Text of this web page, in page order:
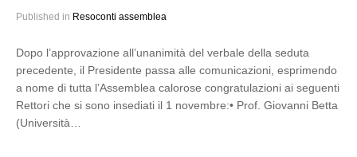
Published in Resoconti assemblea
Dopo l’approvazione all’unanimità del verbale della seduta
precedente, il Presidente passa alle comunicazioni, esprimendo
a nome di tutta l’Assemblea calorose congratulazioni ai seguenti
Rettori che si sono insediati il 1 novembre:• Prof. Giovanni Betta
(Università…